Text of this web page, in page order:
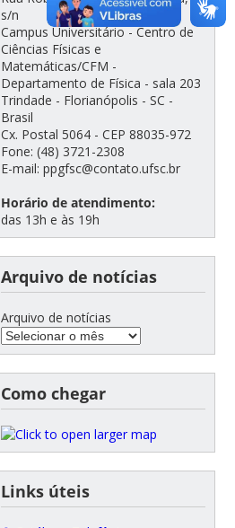
s/n
Campus Universitário - Centro de
Ciências Físicas e
Matemáticas/CFM -
Departamento de Física - sala 203
Trindade - Florianópolis - SC -
Brasil
Cx. Postal 5064 - CEP 88035-972
Fone: (48) 3721-2308
E-mail: ppgfsc@contato.ufsc.br
Horário de atendimento:
das 13h e às 19h
Arquivo de notícias
Arquivo de notícias
Como chegar
Links úteis